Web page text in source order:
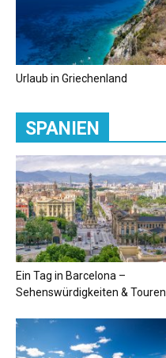
Urlaub in Griechenland
SPANIEN
Ein Tag in Barcelona –
Sehenswürdigkeiten & Touren